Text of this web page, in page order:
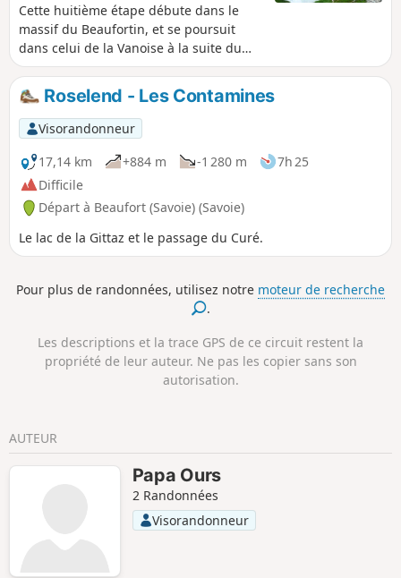
Cette huitième étape débute dans le
massif du Beaufortin, et se poursuit
dans celui de la Vanoise à la suite du
franchissement de Isère.Du refuge de la
Balme, le sentier descend en rive
gauche du torrent l'Ormente,et évite
ainsi la route sur l'autre rive. En coupant
les lacets de la route, il traverse Valezan
droit vers le Sud, et franchit l'Isère à
Bellentre, puis longe la rivière pour
rejoindre Landry. De là, il remonte sur
les Hauts de Landry et sa belle église à
bulbe puis au Martorey d'où il s'oriente
(Sud) avant de traverser Peisey-
du Moulin, traverse le torrent le
Ponturin et le remonte en passant d'une
il s'élève vers les Lanches de la Rèbe et
s'oriente (Sud) pour retrouver le
Ponturin. Au Plan des Eaux, il laisse le
Roselend - Les Contamines
Visorandonneur
17,14 km
+884 m -1 280 m
7h 25
Difficile
Départ à Beaufort (Savoie) (Savoie)
Le lac de la Gittaz et le passage du Curé.
Pour plus de randonnées, utilisez notre moteur de recherche
.
Les descriptions et la trace GPS de ce circuit restent la
propriété de leur auteur. Ne pas les copier sans son
autorisation.
AUTEUR
Papa Ours
2 Randonnées
Visorandonneur